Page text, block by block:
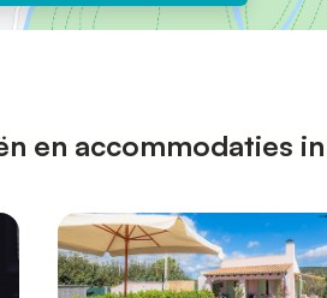
en accommodaties